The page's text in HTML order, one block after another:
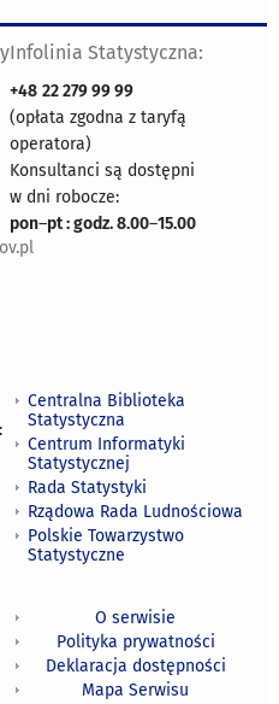
Infolinia Statystyczna:
+48 22 279 99 99
(opłata zgodna z taryfą
operatora)
Konsultanci są dostępni
w dni robocze:
pon–pt : godz. 8.00–15.00
Centralna Biblioteka
Statystyczna
Centrum Informatyki
Statystycznej
Rada Statystyki
Rządowa Rada Ludnościowa
Polskie Towarzystwo
Statystyczne
O serwisie
Polityka prywatności
Deklaracja dostępności
Mapa Serwisu